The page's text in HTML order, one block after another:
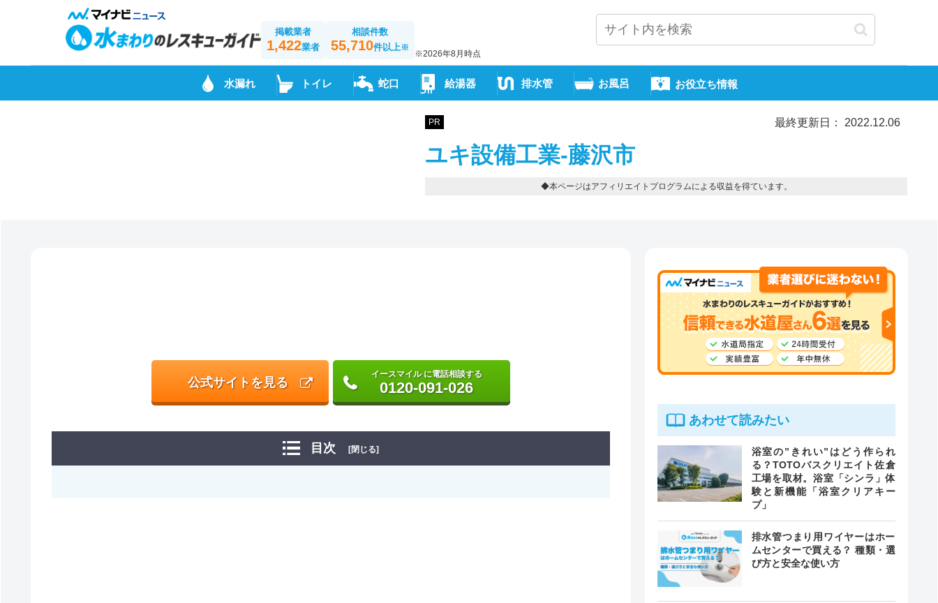
掲載業者
1,422業者
相談件数
55,710件以上※
※2026年8月時点
水漏れ トイレ 蛇口 給湯器 排水管 お風呂 お役立ち情報
PR 最終更新日： 2022.12.06
ユキ設備工業-藤沢市
◆本ページはアフィリエイトプログラムによる収益を得ています。
公式サイトを見る
イースマイル に電話相談する
0120-091-026
目次 [閉じる]
あわせて読みたい
浴室の”きれい”はどう作られ
る？TOTOバスクリエイト佐倉
工場を取材。浴室「シンラ」体
験と新機能「浴室クリアキー
プ」
排水管つまり用ワイヤーはホー
ムセンターで買える？ 種類・選
び方と安全な使い方